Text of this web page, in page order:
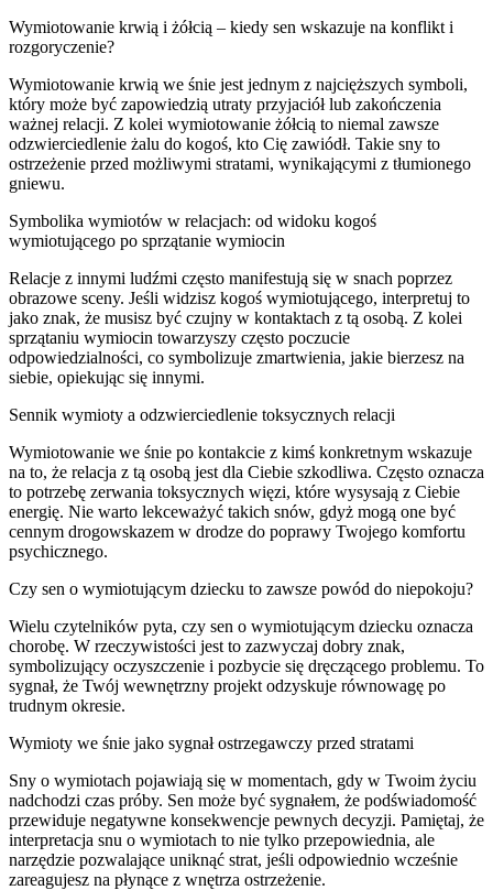
Wymiotowanie krwią i żółcią – kiedy sen wskazuje na konflikt i
rozgoryczenie?
Wymiotowanie krwią we śnie jest jednym z najcięższych symboli,
który może być zapowiedzią utraty przyjaciół lub zakończenia
ważnej relacji. Z kolei wymiotowanie żółcią to niemal zawsze
odzwierciedlenie żalu do kogoś, kto Cię zawiódł. Takie sny to
ostrzeżenie przed możliwymi stratami, wynikającymi z tłumionego
gniewu.
Symbolika wymiotów w relacjach: od widoku kogoś
wymiotującego po sprzątanie wymiocin
Relacje z innymi ludźmi często manifestują się w snach poprzez
obrazowe sceny. Jeśli widzisz kogoś wymiotującego, interpretuj to
jako znak, że musisz być czujny w kontaktach z tą osobą. Z kolei
sprzątaniu wymiocin towarzyszy często poczucie
odpowiedzialności, co symbolizuje zmartwienia, jakie bierzesz na
siebie, opiekując się innymi.
Sennik wymioty a odzwierciedlenie toksycznych relacji
Wymiotowanie we śnie po kontakcie z kimś konkretnym wskazuje
na to, że relacja z tą osobą jest dla Ciebie szkodliwa. Często oznacza
to potrzebę zerwania toksycznych więzi, które wysysają z Ciebie
energię. Nie warto lekceważyć takich snów, gdyż mogą one być
cennym drogowskazem w drodze do poprawy Twojego komfortu
psychicznego.
Czy sen o wymiotującym dziecku to zawsze powód do niepokoju?
Wielu czytelników pyta, czy sen o wymiotującym dziecku oznacza
chorobę. W rzeczywistości jest to zazwyczaj dobry znak,
symbolizujący oczyszczenie i pozbycie się dręczącego problemu. To
sygnał, że Twój wewnętrzny projekt odzyskuje równowagę po
trudnym okresie.
Wymioty we śnie jako sygnał ostrzegawczy przed stratami
Sny o wymiotach pojawiają się w momentach, gdy w Twoim życiu
nadchodzi czas próby. Sen może być sygnałem, że podświadomość
przewiduje negatywne konsekwencje pewnych decyzji. Pamiętaj, że
interpretacja snu o wymiotach to nie tylko przepowiednia, ale
narzędzie pozwalające uniknąć strat, jeśli odpowiednio wcześnie
zareagujesz na płynące z wnętrza ostrzeżenie.